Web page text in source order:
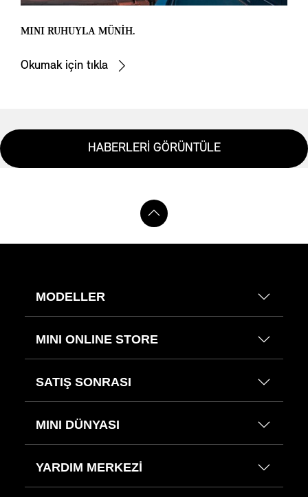
MINI RUHUYLA MÜNİH.
Okumak için tıkla
HABERLERİ GÖRÜNTÜLE
MODELLER
MINI ONLINE STORE
SATIŞ SONRASI
MINI DÜNYASI
YARDIM MERKEZİ